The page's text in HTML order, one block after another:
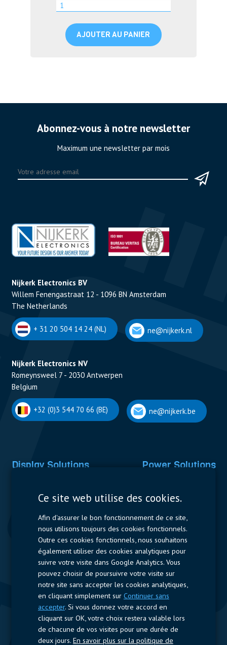
AJOUTER AU PANIER
Abonnez-vous à notre newsletter
Maximum une newsletter par mois
Nijkerk Electronics BV
Willem Fenengastraat 12 - 1096 BN Amsterdam
The Netherlands
+ 31 20 504 14 24 (NL) ne@nijkerk.nl
Nijkerk Electronics NV
Romeynsweel 7 - 2030 Antwerpen
Belgium
+32 (0)3 544 70 66 (BE) ne@nijkerk.be
Display Solutions Power Solutions
Contactors & Fuses
Measurement
Resistors
Accès rapide
Profil de l’entreprise Fournisseurs Jobs
Suivez-nous
LinkedIn
Ce site web utilise des cookies.
Afin d'assurer le bon fonctionnement de ce site,
nous utilisons toujours des cookies fonctionnels.
Outre ces cookies fonctionnels, nous souhaitons
également utiliser des cookies analytiques pour
suivre votre visite dans Google Analytics. Vous
pouvez choisir de poursuivre votre visite sur
notre site sans accepter les cookies analytiques,
en cliquant simplement sur Continuer sans
accepter. Si vous donnez votre accord en
cliquant sur OK, votre choix restera valable lors
de chacune de vos visites pour une durée de
deux jours. En savoir plus sur la politique de